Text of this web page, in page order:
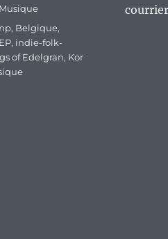
Musique
, Belgique,
EP, indie-folk-
of Edelgran, Kor